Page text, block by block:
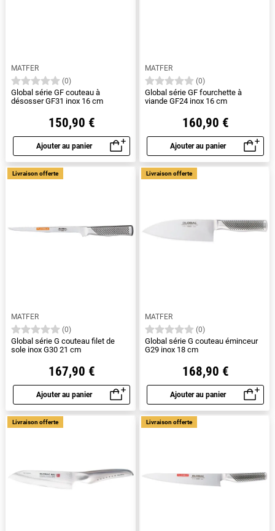
MATFER
(0)
Global série GF couteau à
désosser GF31 inox 16 cm
150,90 €
Ajouter au panier
Aperçu rapide
MATFER
(0)
Global série GF fourchette à
viande GF24 inox 16 cm
160,90 €
Ajouter au panier
Aperçu rapide
MATFER
(0)
Global série G couteau filet de
sole inox G30 21 cm
167,90 €
Ajouter au panier
Aperçu rapide
Livraison offerte
MATFER
(0)
Global série G couteau éminceur
G29 inox 18 cm
168,90 €
Ajouter au panier
Aperçu rapide
Livraison offerte
Livraison offerte Livraison offerte